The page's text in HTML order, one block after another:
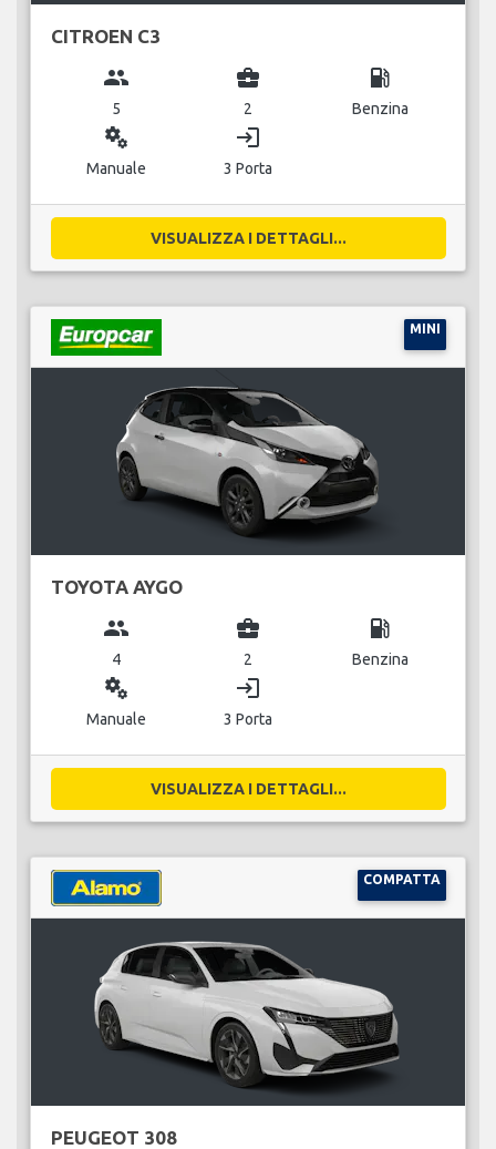
CITROEN C3
group
5
business_center
2
local_gas_station
Benzina
miscellaneous_services
Manuale
login
3 Porta
VISUALIZZA I DETTAGLI...
MINI
TOYOTA AYGO
group
4
business_center
2
local_gas_station
Benzina
miscellaneous_services
Manuale
login
3 Porta
VISUALIZZA I DETTAGLI...
COMPATTA
PEUGEOT 308